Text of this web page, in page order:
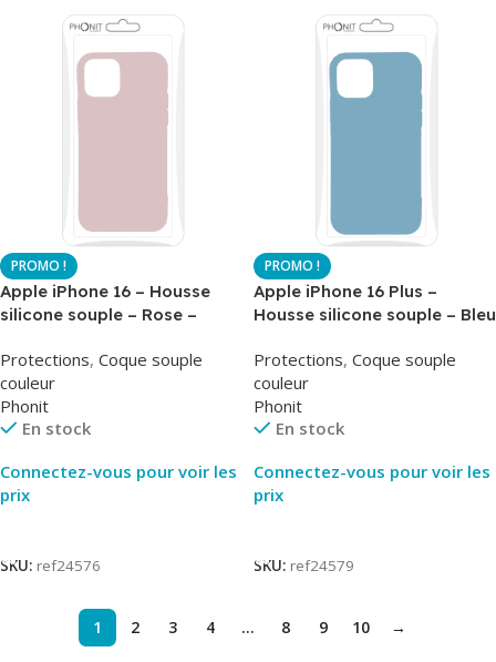
Apple iPhone 16 – Housse
silicone souple – Rose –
Protections, Coque souple
couleur
Phonit
En stock
Connectez-vous pour voir les
prix
SKU: ref24576
Apple iPhone 16 Plus –
Housse silicone souple – Bleu
Protections, Coque souple
couleur
Phonit
En stock
Connectez-vous pour voir les
prix
SKU: ref24579
1 2 3 4 … 8 9 10 →